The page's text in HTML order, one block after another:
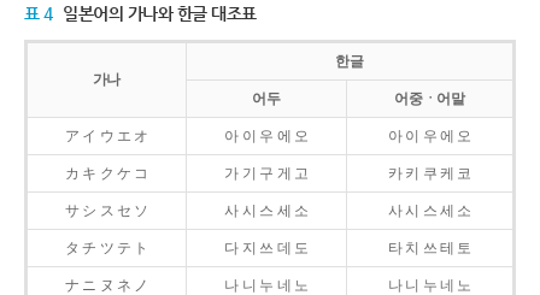
표 4 일본어의 가나와 한글 대조표
가나
한글
어두 어중ㆍ어말
ア イ ウ エ オ 아 이 우 에 오 아 이 우 에 오
カ キ ク ケ コ 가 기 구 게 고 카 키 쿠 케 코
サ シ ス セ ソ 사 시 스 세 소 사 시 스 세 소
タ チ ツ テ ト 다 지 쓰 데 도 타 치 쓰 테 토
ナ ニ ヌ ネ ノ 나 니 누 네 노 나 니 누 네 노